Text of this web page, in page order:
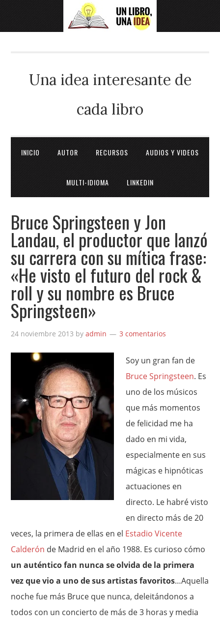
Una idea interesante de
cada libro
INICIO AUTOR RECURSOS AUDIOS Y VIDEOS
MULTI-IDIOMA LINKEDIN
Bruce Springsteen y Jon
Landau, el productor que lanzó
su carrera con su mítica frase:
«He visto el futuro del rock &
roll y su nombre es Bruce
Springsteen»
24 noviembre 2013 byadmin 3 comentarios
Soy un gran fan de
Bruce Springsteen. Es
uno de los músicos
que más momentos
de felicidad me ha
dado en mi vida,
especialmente en sus
mágicas e hipnóticas
actuaciones en
directo. Le habré visto
en directo más de 20
veces, la primera de ellas en el Estadio Vicente
Calderón de Madrid en el año 1988. Es curioso cómo
un auténtico fan nunca se olvida de la primera
vez que vio a uno de sus artistas favoritos…Aquella
noche fue más Bruce que nunca, deleitándonos a
todos con un concierto de más de 3 horas y media